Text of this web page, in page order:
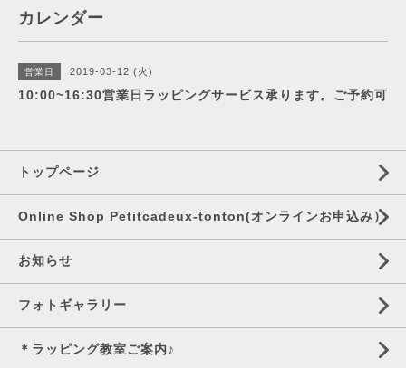
カレンダー
営業日 2019-03-12 (火)
10:00~16:30営業日ラッピングサービス承ります。ご予約可
トップページ
Online Shop Petitcadeux-tonton(オンラインお申込み）
お知らせ
フォトギャラリー
＊ラッピング教室ご案内♪